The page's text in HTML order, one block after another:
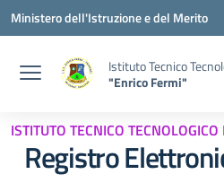
Vai ai contenuti
Vai al menu di navigazione
Vai al footer
Ministero dell'Istruzione e del Merito
Istituto Tecnico
"Enrico Fermi"
ISTITUTO TECNICO
Registro